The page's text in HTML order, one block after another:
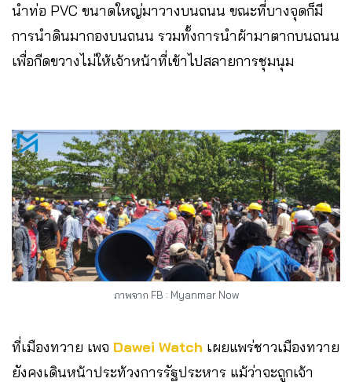
นำท่อ PVC ขนาดใหญ่มาวางบนถนน ขณะที่บางจุดก็มี
การนำดินมากองบนถนน รวมทั้งการนำผ้ามาตากบนถนน
เพื่อกีดขวางไม่ให้เจ้าหน้าที่เข้าไปสลายการชุมนุม
ภาพจาก FB : Myanmar Now
ที่เมืองทวาย เพจ Dawei Watch เผยแพร่ชาวเมืองทวาย
ยังคงเดินหน้าประท้วงการรัฐประหาร แม้ว่าจะถูกเจ้า